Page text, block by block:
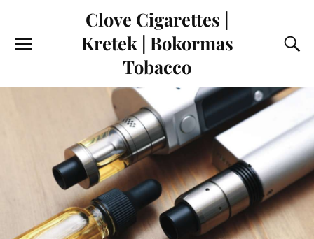
Clove Cigarettes |
Kretek | Bokormas
Tobacco